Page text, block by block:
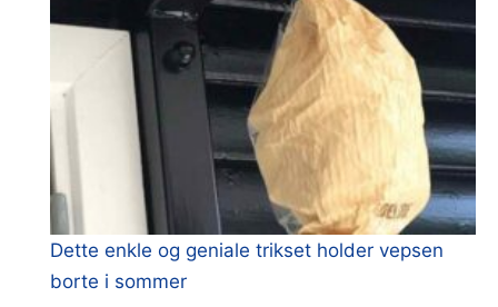
Dette enkle og geniale trikset holder vepsen
borte i sommer